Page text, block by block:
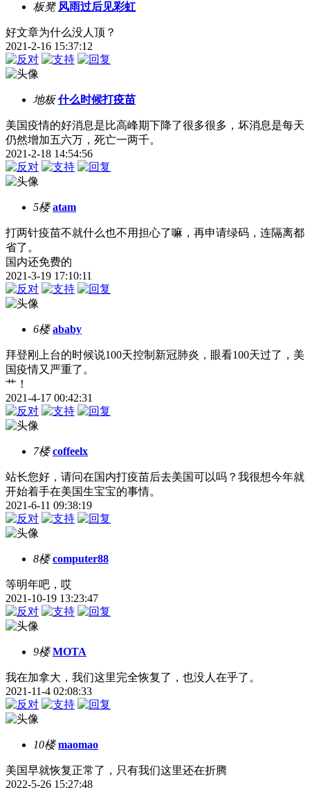
板凳 风雨过后见彩虹
好文章为什么没人顶？
2021-2-16 15:37:12
地板 什么时候打疫苗
美国疫情的好消息是比高峰期下降了很多很多，坏消息是每天
仍然增加五六万，死亡一两千。
2021-2-18 14:54:56
5楼 atam
打两针疫苗不就什么也不用担心了嘛，再申请绿码，连隔离都
省了。
国内还免费的
2021-3-19 17:10:11
6楼 ababy
拜登刚上台的时候说100天控制新冠肺炎，眼看100天过了，美
国疫情又严重了。
艹！
2021-4-17 00:42:31
7楼 coffeelx
站长您好，请问在国内打疫苗后去美国可以吗？我很想今年就
开始着手在美国生宝宝的事情。
2021-6-11 09:38:19
8楼 computer88
等明年吧，哎
2021-10-19 13:23:47
9楼 MOTA
我在加拿大，我们这里完全恢复了，也没人在乎了。
2021-11-4 02:08:33
10楼 maomao
美国早就恢复正常了，只有我们这里还在折腾
2022-5-26 15:27:48